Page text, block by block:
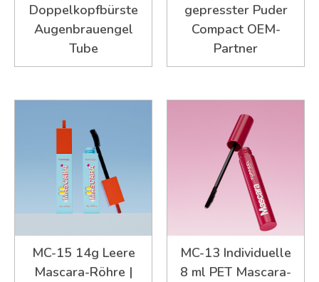
Doppelkopfbürste
Augenbrauengel
Tube
gepresster Puder
Compact OEM-
Partner
MC-15 14g Leere
Mascara-Röhre |
MC-13 Individuelle
8 ml PET Mascara-